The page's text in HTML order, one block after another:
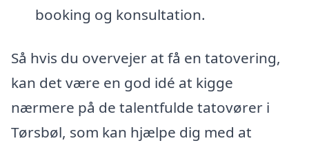
booking og konsultation.
Så hvis du overvejer at få en tatovering,
kan det være en god idé at kigge
nærmere på de talentfulde tatovører i
Tørsbøl, som kan hjælpe dig med at